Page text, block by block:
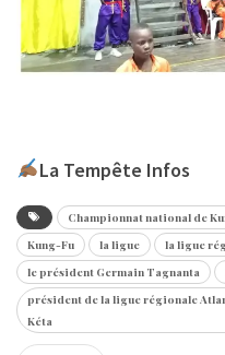
La Tempête Infos
Championnat national de
Kung-Fu
la ligue
la ligue
le président Germain Tagnanta
président de la ligue régionale
Kéta